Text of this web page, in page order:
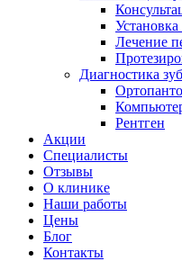
Лечение
Диагностика
Рентген
Акции
Специалисты
Отзывы
О клинике
Наши работы
Цены
Блог
Контакты